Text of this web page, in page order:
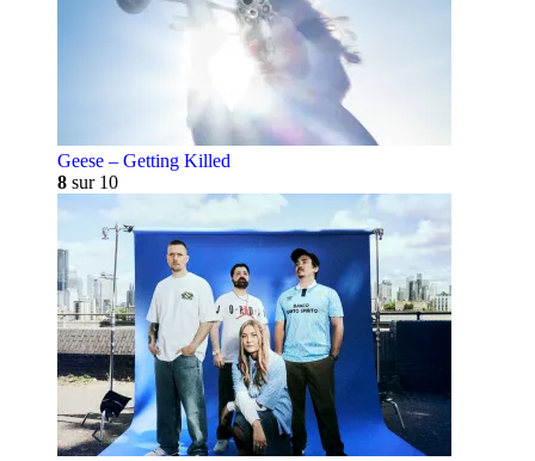
Geese – Getting Killed
8 sur 10